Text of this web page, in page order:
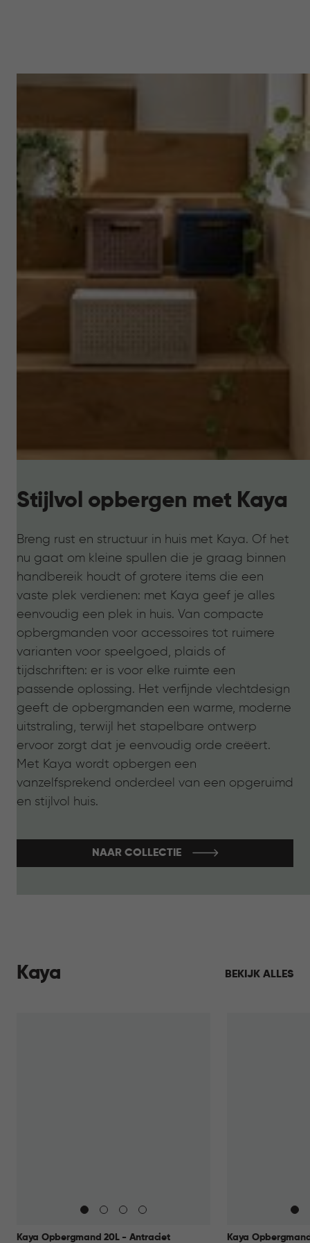
Stijlvol opbergen met Kaya
Breng rust en structuur in huis met Kaya. Of het
nu gaat om kleine spullen die je graag binnen
handbereik houdt of grotere items die een
vaste plek verdienen: met Kaya geef je alles
eenvoudig een plek in huis. Van compacte
opbergmanden voor accessoires tot ruimere
varianten voor speelgoed, plaids of
tijdschriften: er is voor elke ruimte een
passende oplossing. Het verfijnde vlechtdesign
geeft de opbergmanden een warme, moderne
uitstraling, terwijl het stapelbare ontwerp
ervoor zorgt dat je eenvoudig orde creëert.
Met Kaya wordt opbergen een
vanzelfsprekend onderdeel van een opgeruimd
en stijlvol huis.
NAAR COLLECTIE
Kaya BEKIJK ALLES
Kaya Opbergmand 20L - Antraciet Kaya